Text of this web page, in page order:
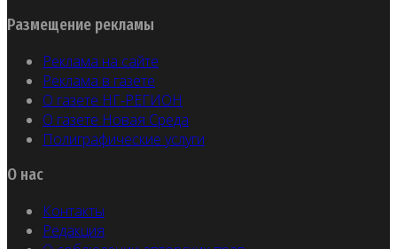
Размещение рекламы
Реклама на сайте
Реклама в газете
О газете НГ-РЕГИОН
О газете Новая Среда
Полиграфические услуги
О нас
Контакты
Редакция